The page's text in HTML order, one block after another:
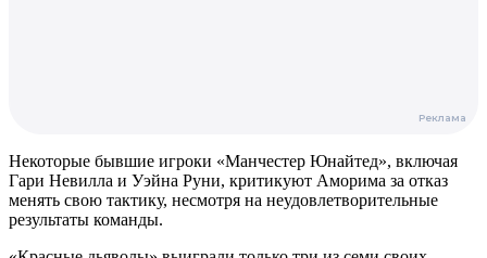
Некоторые бывшие игроки «Манчестер Юнайтед», включая
Гари Невилла и Уэйна Руни, критикуют Аморима за отказ
менять свою тактику, несмотря на неудовлетворительные
результаты команды.